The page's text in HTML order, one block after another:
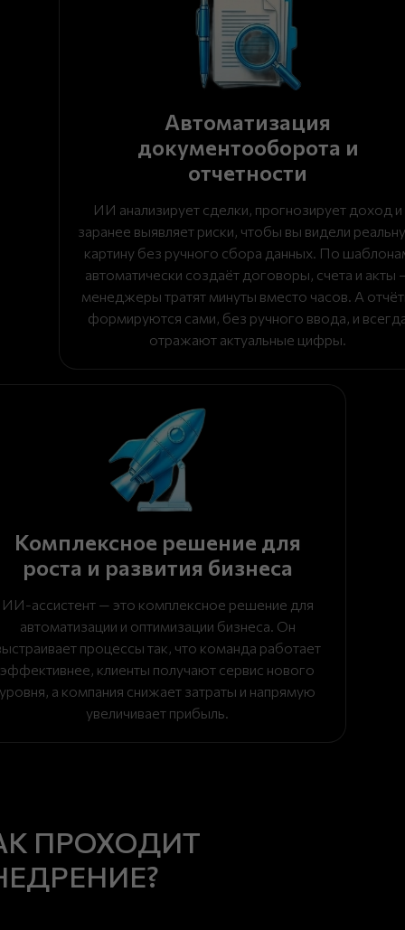
Автоматизация
документооборота и
отчетности
ИИ анализирует сделки, прогнозирует доход и
заранее выявляет риски, чтобы вы видели
картину без ручного сбора данных. По
автоматически создаёт договоры, счета и акты
менеджеры тратят минуты вместо часов. А
формируются сами, без ручного ввода, и
отражают актуальные цифры.
Комплексное решение для
роста и развития бизнеса
ИИ-ассистент — это комплексное решение для
автоматизации и оптимизации бизнеса. Он
процессы так, что команда работает
эффективнее, клиенты получают сервис нового
уровня, а компания снижает затраты и напрямую
увеличивает прибыль.
ПРОХОДИТ